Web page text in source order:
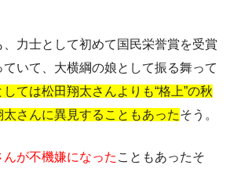
力士として初めて国民栄誉賞を受賞
ていて、大横綱の娘として振る舞って
しては松田翔太さんよりも“格上”の秋
さんに異見することもあったそう。
が不機嫌になった こともあったそ